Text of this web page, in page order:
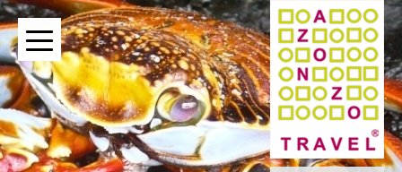
BOUTIQUE TOUR OPERATOR INDIPENDENTE DAL 2004